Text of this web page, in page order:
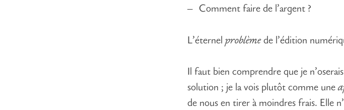
Comment faire de l’argent ?
L’éternel problèmede l’édition
Il faut bien comprendre que je
solution ; je la vois plutôt comme une
de nous en tirer à moindres frais. Elle